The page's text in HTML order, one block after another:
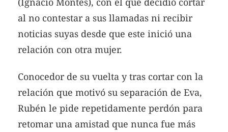
al no contestar a sus llamadas ni recibir
noticias suyas desde que este inició una
relación con otra mujer.
Conocedor de su vuelta y tras cortar con la
relación que motivó su separación de Eva,
Rubén le pide repetidamente perdón para
retomar una amistad que nunca fue más